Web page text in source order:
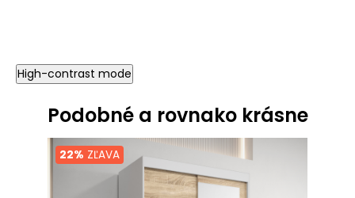
High-contrast mode
Podobné a rovnako krásne
22% ZĽAVA